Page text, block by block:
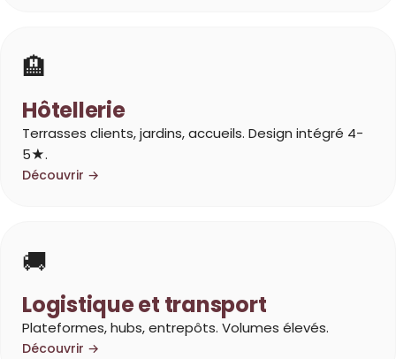
🏨
Hôtellerie
Terrasses clients, jardins, accueils. Design intégré 4-
5★.
Découvrir →
🚚
Logistique et transport
Plateformes, hubs, entrepôts. Volumes élevés.
Découvrir →